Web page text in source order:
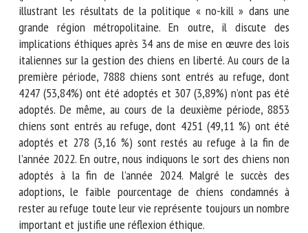
(deuxième période), illustrant les résultats de la politique
« no-kill » dans une grande région métropolitaine. En outre,
il discute des implications éthiques après 34 ans de mise en
œuvre des lois italiennes sur la gestion des chiens en
liberté. Au cours de la première période, 7888 chiens sont
entrés au refuge, dont 4247 (53,84%) ont été adoptés et
307 (3,89%) n’ont pas été adoptés. De même, au cours de la
deuxième période, 8853 chiens sont entrés au refuge, dont
4251 (49,11 %) ont été adoptés et 278 (3,16 %) sont
restés au refuge à la fin de l’année 2022. En outre, nous
indiquons le sort des chiens non adoptés à la fin de l’année
2024. Malgré le succès des adoptions, le faible pourcentage
de chiens condamnés à rester au refuge toute leur vie
représente toujours un nombre important et justifie une
informations saisies soient utilisées dans le cadre de la
relation avec le CNR BEA. *
Les champs suivis de * sont obligatoires